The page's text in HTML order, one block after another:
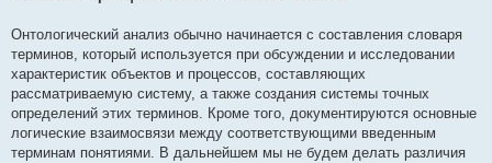
Онтологический анализ обычно начинается с составления словаря
терминов, который используется при обсуждении и исследовании
характеристик объектов и процессов, составляющих
рассматриваемую систему, а также создания системы точных
определений этих терминов. Кроме того, документируются основные
логические взаимосвязи между соответствующими введенным
терминам понятиями. В дальнейшем мы не будем делать различия